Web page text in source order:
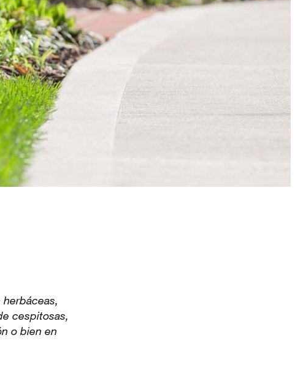
cespitosas,
o bien en